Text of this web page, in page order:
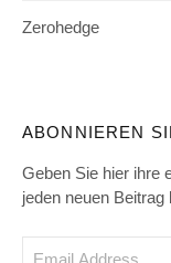
Zerohedge
ABONNIEREN
Geben Sie hier ihre
jeden neuen Beitrag